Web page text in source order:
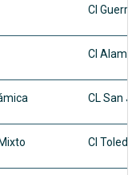
Cl
Cl
CL San
Cl Toledo,